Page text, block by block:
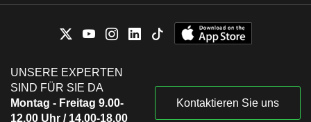
UNSERE EXPERTEN
SIND FÜR SIE DA
Montag - Freitag 9.00-
12.00 Uhr / 14.00-18.00
Kontaktieren Sie uns